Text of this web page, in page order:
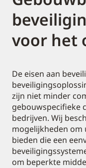
voor het
De eisen aan
zijn niet minder
gebouwspecifieke
bedrijven. Wij
mogelijkheden om
bieden die een
om beperkte